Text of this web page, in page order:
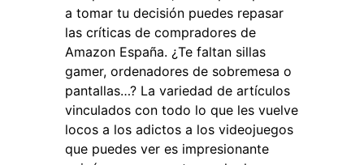
a tomar tu decisión puedes repasar
las críticas de compradores de
Amazon España. ¿Te faltan sillas
gamer, ordenadores de sobremesa o
pantallas…? La variedad de artículos
vinculados con todo lo que les vuelve
locos a los adictos a los videojuegos
que puedes ver es impresionante